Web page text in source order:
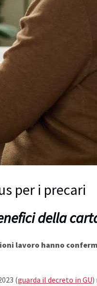
per i precari
della
lavoro hanno
(guarda il decreto in GU)